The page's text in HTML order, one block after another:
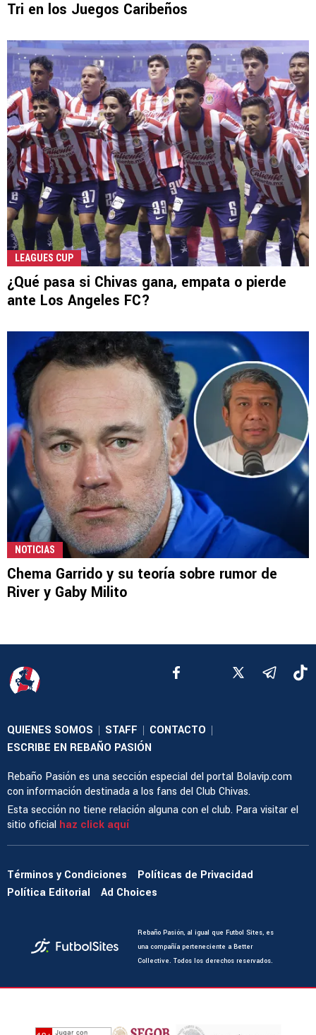
Tri en los Juegos Caribeños
LEAGUES CUP
¿Qué pasa si Chivas gana, empata o pierde
ante Los Angeles FC?
NOTICIAS
Chema Garrido y su teoría sobre rumor de
River y Gaby Milito
QUIENES SOMOS | STAFF | CONTACTO |
ESCRIBE EN REBAÑO PASIÓN
Rebaño Pasión es una sección especial del portal Bolavip.com
con información destinada a los fans del Club Chivas.
Esta sección no tiene relación alguna con el club. Para visitar el
sitio oficial haz click aquí
Términos y Condiciones
Políticas de Privacidad
Política Editorial
Ad Choices
Rebaño Pasión, al igual que Futbol Sites, es
una compañía perteneciente a Better
Collective. Todos los derechos reservados.